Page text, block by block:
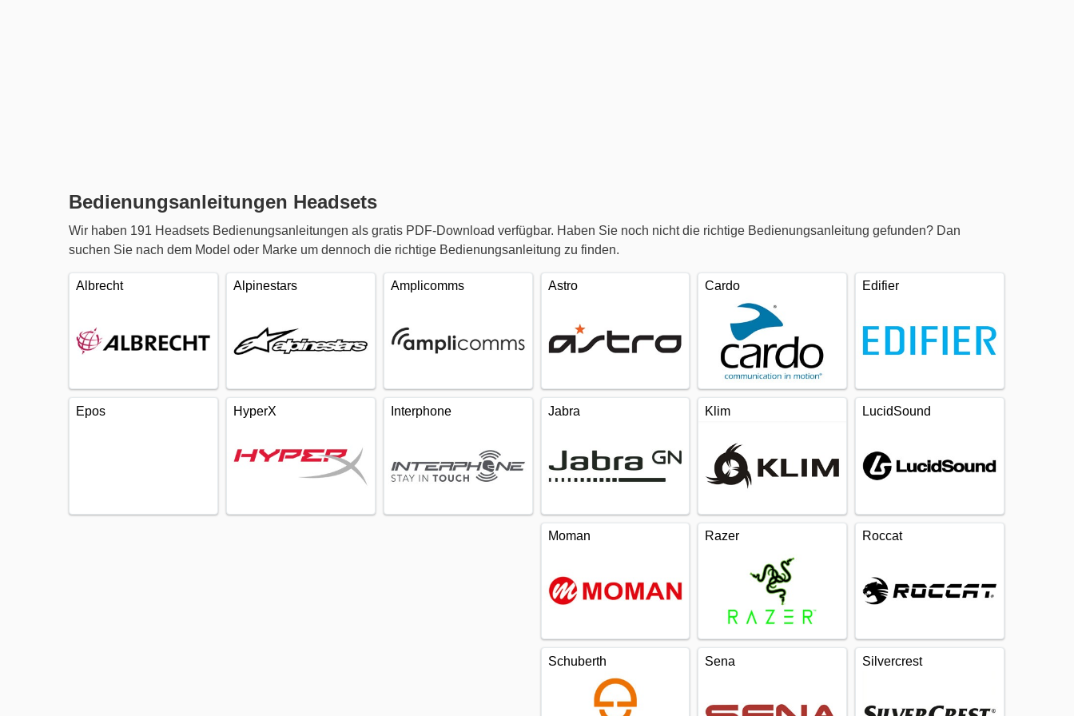
Bedienungsanleitungen Headsets
Wir haben 191 Headsets Bedienungsanleitungen als gratis PDF-Download verfügbar. Haben Sie noch nicht die richtige Bedienungsanleitung gefunden? Dan
suchen Sie nach dem Model oder Marke um dennoch die richtige Bedienungsanleitung zu finden.
Albrecht Alpinestars Amplicomms Astro Cardo Edifier
Epos HyperX Interphone Jabra Klim LucidSound
Moman Razer Roccat
Schuberth Sena Silvercrest